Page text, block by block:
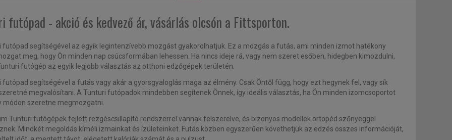
futópad - akció és kedvező ár, vásárlás olcsón a Fittsporton.
futópad segítségével az egyik legintenzívebb mozgást gyakorolhatjuk. Ez a mozgás a futás, ami minden izmot hatékony
meg, hogy Ön minden nap csúcsformában lehessen. Ha nincs ideje rá, vagy nem szeret esőben, hidegben kimozdulni,
futógép az egyik legjobb választás az otthoni edzőgépek területén.
futópad segítségével a futás vagy akár a gyorsgyaloglás maga az élmény. Csak Öntől függ, hogy ezt hegynek fel, vagy sík
megvalósítani. A Tunturi futópadok mindebben segítenek Önnek, így ideális választás, ha Ön minden izomcsoportot
módon szeretne megmozgatni.
Tunturi futógépek fejlett rezgéscsillapító rendszerrel vannak felszerelve, és bizonyos modellek ortopéd szőnyeggel
Mindkét megoldás kíméli izmainkat és ízületeinket. Futás közben egyszerűen követhetjük az edzés összes információját,